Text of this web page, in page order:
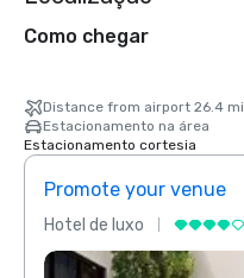
Como chegar
Distance from airport 26.4 mi
Estacionamento na área
Estacionamento cortesia
Promote your venue
Hotel de luxo